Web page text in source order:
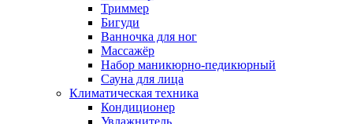
Триммер
Бигуди
Ванночка для ног
Массажёр
Набор маникюрно-педикюрный
Сауна для лица
Климатическая техника
Кондиционер
Увлажнитель